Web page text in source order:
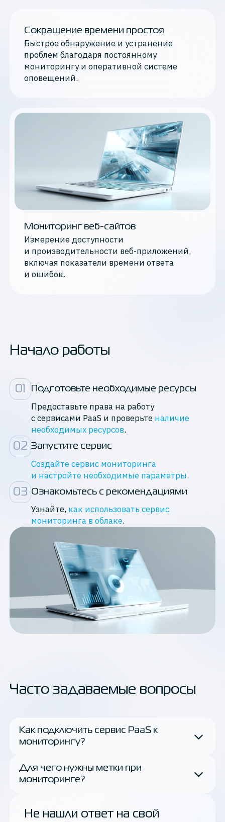
Сокращение времени простоя
Быстрое обнаружение и устранение
проблем благодаря постоянному
мониторингу и оперативной системе
оповещений.
Мониторинг веб-сайтов
Измерение доступности
и производительности веб-приложений,
включая показатели времени ответа
и ошибок.
Начало работы
0 Подготовьте необходимые ресурсы
Предоставьте права на работу
с сервисами PaaS и проверьте наличие
необходимых ресурсов.
02 Запустите сервис
Создайте сервис мониторинга
и настройте необходимые параметры.
03 Ознакомьтесь с рекомендациями
Узнайте, как использовать сервис
мониторинга в облаке.
Часто задаваемые вопросы
Как подключить сервис PaaS к
мониторингу?
Для чего нужны метки при
мониторинге?
Не нашли ответ на свой